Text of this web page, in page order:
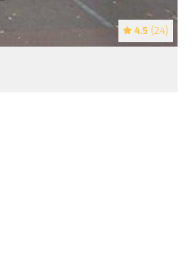
4.5 (24)